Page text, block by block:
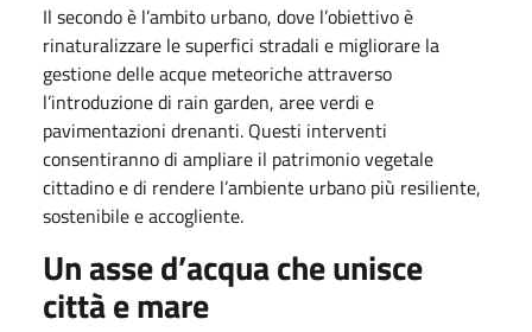
Il secondo è l’ambito urbano, dove l’obiettivo è
rinaturalizzare le superfici stradali e migliorare la
gestione delle acque meteoriche attraverso
l’introduzione di rain garden, aree verdi e
pavimentazioni drenanti. Questi interventi
consentiranno di ampliare il patrimonio vegetale
cittadino e di rendere l’ambiente urbano più resiliente,
sostenibile e accogliente.
Un asse d’acqua che unisce
città e mare